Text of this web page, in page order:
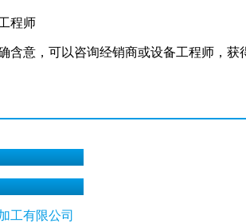
程师
含意，可以咨询经销商或设备工程师，获
工有限公司